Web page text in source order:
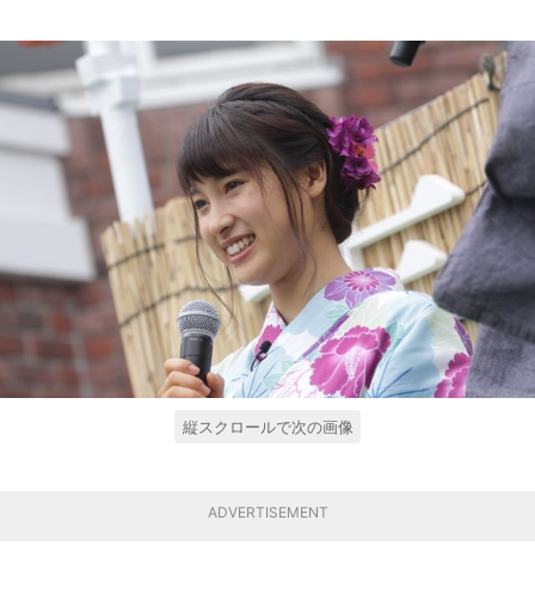
縦スクロールで次の画像
ADVERTISEMENT